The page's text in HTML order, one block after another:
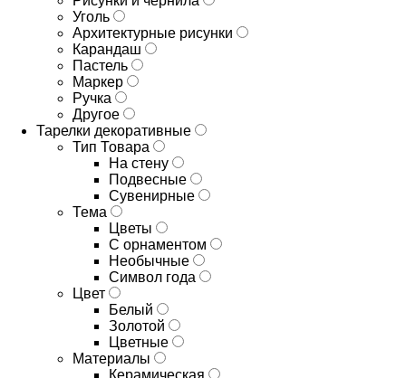
Уголь
Архитектурные рисунки
Карандаш
Пастель
Маркер
Ручка
Другое
Тарелки декоративные
Тип Товара
На стену
Подвесные
Сувенирные
Тема
Цветы
С орнаментом
Необычные
Символ года
Цвет
Белый
Золотой
Цветные
Материалы
Керамическая